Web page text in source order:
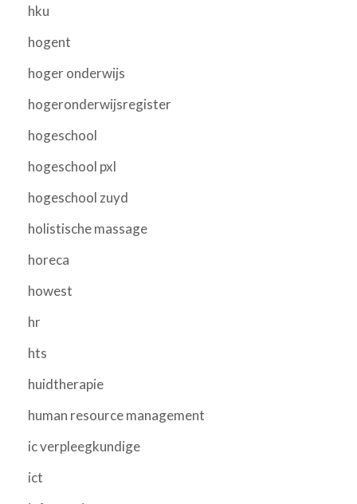
hku
hogent
hoger onderwijs
hogeronderwijsregister
hogeschool
hogeschool pxl
hogeschool zuyd
holistische massage
horeca
howest
hr
hts
huidtherapie
human resource management
ic verpleegkundige
ict